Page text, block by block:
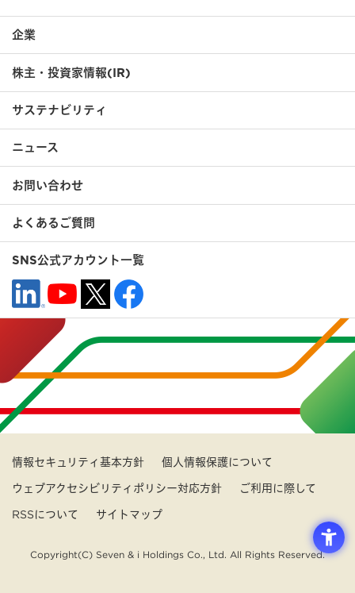
企業
株主・投資家情報(IR)
サステナビリティ
ニュース
お問い合わせ
よくあるご質問
SNS公式アカウント一覧
情報セキュリティ基本方針
個人情報保護について
ウェブアクセシビリティポリシー対応方針
ご利用に際して
RSSについて
サイトマップ
Copyright(C) Seven & i Holdings Co., Ltd. All Rights Reserved.